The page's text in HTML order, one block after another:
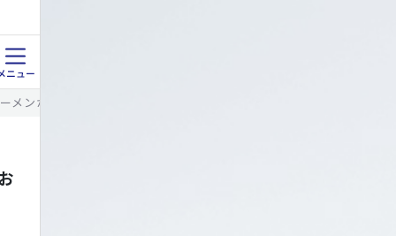
ンが食べられる！お昼ごはんに米どころん食堂で家系ラーメン食べ